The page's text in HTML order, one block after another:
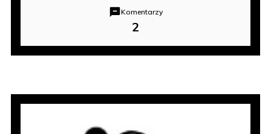
Komentarzy
2